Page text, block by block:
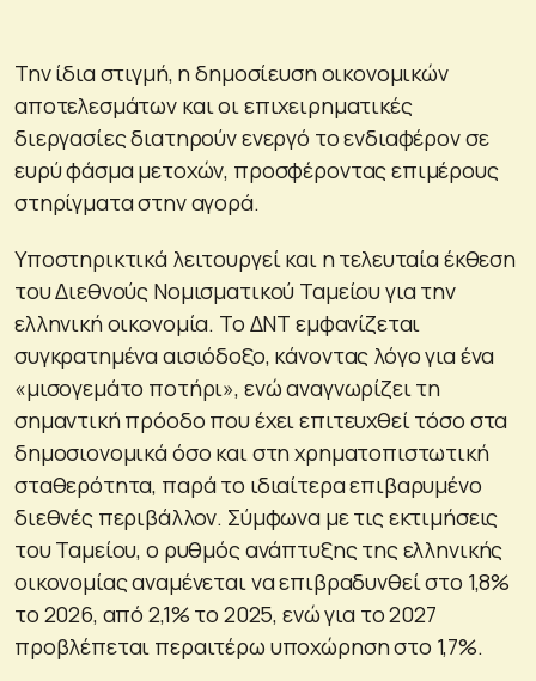
Την ίδια στιγμή, η δημοσίευση οικονομικών
αποτελεσμάτων και οι επιχειρηματικές
διεργασίες διατηρούν ενεργό το ενδιαφέρον σε
ευρύ φάσμα μετοχών, προσφέροντας επιμέρους
στηρίγματα στην αγορά.
Υποστηρικτικά λειτουργεί και η τελευταία έκθεση
του Διεθνούς Νομισματικού Ταμείου για την
ελληνική οικονομία. Το ΔΝΤ εμφανίζεται
συγκρατημένα αισιόδοξο, κάνοντας λόγο για ένα
«μισογεμάτο ποτήρι», ενώ αναγνωρίζει τη
σημαντική πρόοδο που έχει επιτευχθεί τόσο στα
δημοσιονομικά όσο και στη χρηματοπιστωτική
σταθερότητα, παρά το ιδιαίτερα επιβαρυμένο
διεθνές περιβάλλον. Σύμφωνα με τις εκτιμήσεις
του Ταμείου, ο ρυθμός ανάπτυξης της ελληνικής
οικονομίας αναμένεται να επιβραδυνθεί στο 1,8%
το 2026, από 2,1% το 2025, ενώ για το 2027
προβλέπεται περαιτέρω υποχώρηση στο 1,7%.